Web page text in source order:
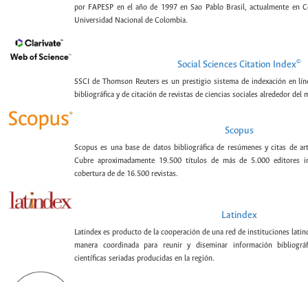
por FAPESP en el año de 1997 en Sao Pablo Brasil, actualmente en
Universidad Nacional de Colombia.
Social Sciences Citation Index©
SSCI de Thomson Reuters es un prestigio sistema de indexación en
bibliográfica y de citación de revistas de ciencias sociales alrededor del
Scopus
Scopus es una base de datos bibliográfica de resúmenes y citas de
Cubre aproximadamente 19.500 títulos de más de 5.000 editores
cobertura de de 16.500 revistas.
Latindex
Latindex es producto de la cooperación de una red de instituciones
manera coordinada para reunir y diseminar información
científicas seriadas producidas en la región.